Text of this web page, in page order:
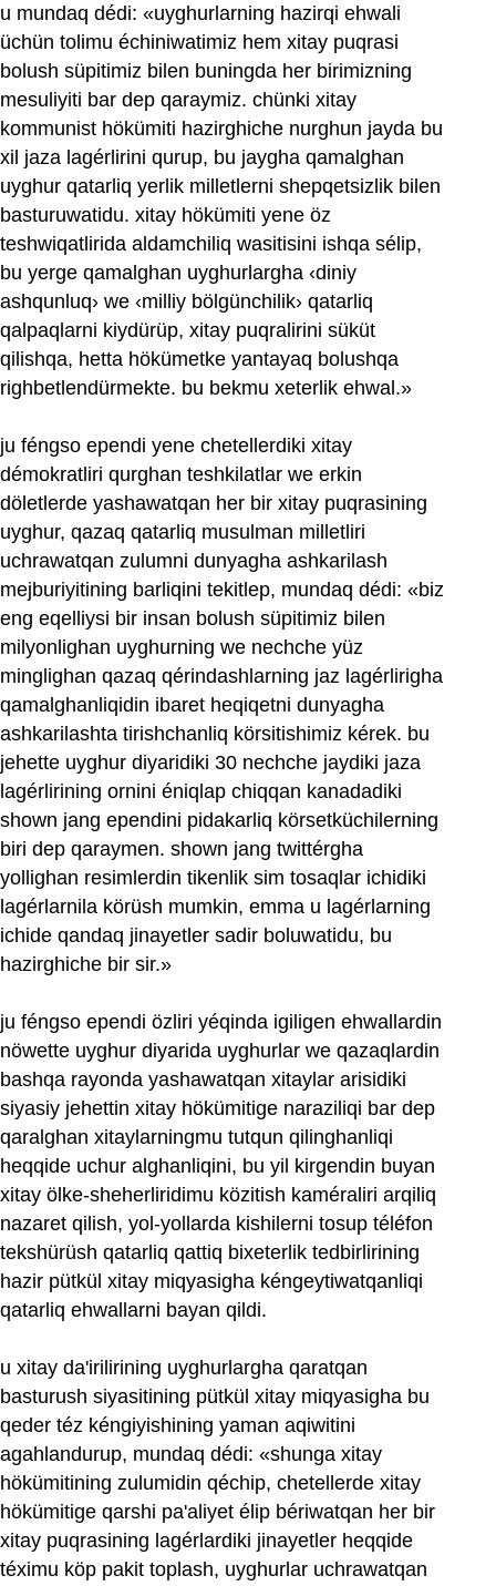
u mundaq dédi: «uyghurlarning hazirqi ehwali
üchün tolimu échiniwatimiz hem xitay puqrasi
bolush süpitimiz bilen buningda her birimizning
mesuliyiti bar dep qaraymiz. chünki xitay
kommunist hökümiti hazirghiche nurghun jayda bu
xil jaza lagérlirini qurup, bu jaygha qamalghan
uyghur qatarliq yerlik milletlerni shepqetsizlik bilen
basturuwatidu. xitay hökümiti yene öz
teshwiqatlirida aldamchiliq wasitisini ishqa sélip,
bu yerge qamalghan uyghurlargha ‹diniy
ashqunluq› we ‹milliy bölgünchilik› qatarliq
qalpaqlarni kiydürüp, xitay puqralirini süküt
qilishqa, hetta hökümetke yantayaq bolushqa
righbetlendürmekte. bu bekmu xeterlik ehwal.»
ju féngso ependi yene chetellerdiki xitay
démokratliri qurghan teshkilatlar we erkin
döletlerde yashawatqan her bir xitay puqrasining
uyghur, qazaq qatarliq musulman milletliri
uchrawatqan zulumni dunyagha ashkarilash
mejburiyitining barliqini tekitlep, mundaq dédi: «biz
eng eqelliysi bir insan bolush süpitimiz bilen
milyonlighan uyghurning we nechche yüz
minglighan qazaq qérindashlarning jaz lagérlirigha
qamalghanliqidin ibaret heqiqetni dunyagha
ashkarilashta tirishchanliq körsitishimiz kérek. bu
jehette uyghur diyaridiki 30 nechche jaydiki jaza
lagérlirining ornini éniqlap chiqqan kanadadiki
shown jang ependini pidakarliq körsetküchilerning
biri dep qaraymen. shown jang twittérgha
yollighan resimlerdin tikenlik sim tosaqlar ichidiki
lagérlarnila körüsh mumkin, emma u lagérlarning
ichide qandaq jinayetler sadir boluwatidu, bu
hazirghiche bir sir.»
ju féngso ependi özliri yéqinda igiligen ehwallardin
nöwette uyghur diyarida uyghurlar we qazaqlardin
bashqa rayonda yashawatqan xitaylar arisidiki
siyasiy jehettin xitay hökümitige naraziliqi bar dep
qaralghan xitaylarningmu tutqun qilinghanliqi
heqqide uchur alghanliqini, bu yil kirgendin buyan
xitay ölke-sheherliridimu közitish kaméraliri arqiliq
nazaret qilish, yol-yollarda kishilerni tosup téléfon
tekshürüsh qatarliq qattiq bixeterlik tedbirlirining
hazir pütkül xitay miqyasigha kéngeytiwatqanliqi
qatarliq ehwallarni bayan qildi.
u xitay da'irilirining uyghurlargha qaratqan
basturush siyasitining pütkül xitay miqyasigha bu
qeder téz kéngiyishining yaman aqiwitini
agahlandurup, mundaq dédi: «shunga xitay
hökümitining zulumidin qéchip, chetellerde xitay
hökümitige qarshi pa'aliyet élip bériwatqan her bir
xitay puqrasining lagérlardiki jinayetler heqqide
téximu köp pakit toplash, uyghurlar uchrawatqan